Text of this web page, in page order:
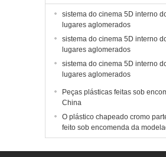
sistema do cinema 5D interno
lugares aglomerados
sistema do cinema 5D interno
lugares aglomerados
sistema do cinema 5D interno
lugares aglomerados
Peças plásticas feitas sob
China
O plástico chapeado cromo
feito sob encomenda da